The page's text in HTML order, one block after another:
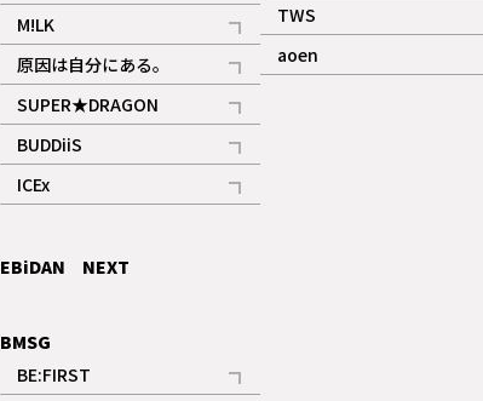
記事
ギャラリー
M!LK
記事
原因は自分にある。
記事
SUPER★DRAGON
記事
BUDDiiS
記事
ICEx
記事
EBiDAN NEXT
BMSG
BE:FIRST
ギャラリー
TWS
記事
aoen
記事